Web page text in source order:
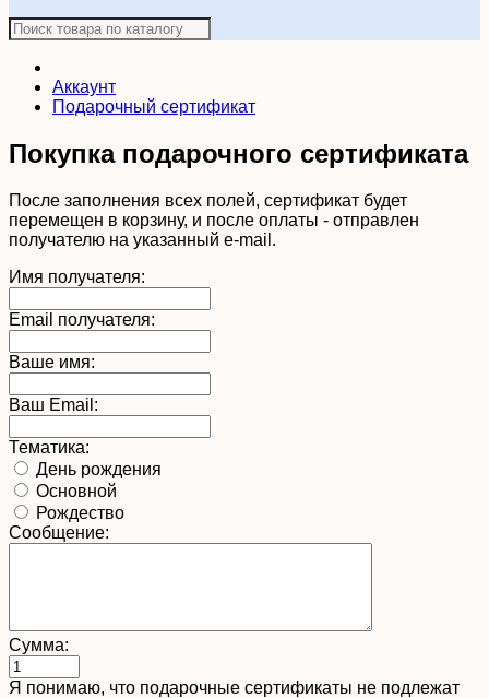
Аккаунт
Подарочный сертификат
Покупка подарочного сертификата
После заполнения всех полей, сертификат будет
перемещен в корзину, и после оплаты - отправлен
получателю на указанный e-mail.
Имя получателя:
Email получателя:
Ваше имя:
Ваш Email:
Тематика:
День рождения
Основной
Рождество
Сообщение:
Сумма:
Я понимаю, что подарочные сертификаты не подлежат